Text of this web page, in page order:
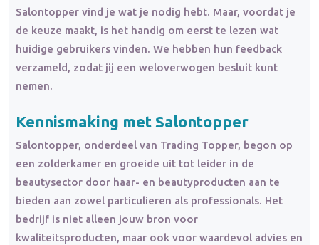
Salontopper vind je wat je nodig hebt. Maar, voordat je
de keuze maakt, is het handig om eerst te lezen wat
huidige gebruikers vinden. We hebben hun feedback
verzameld, zodat jij een weloverwogen besluit kunt
nemen.
Kennismaking met Salontopper
Salontopper, onderdeel van Trading Topper, begon op
een zolderkamer en groeide uit tot leider in de
beautysector door haar- en beautyproducten aan te
bieden aan zowel particulieren als professionals. Het
bedrijf is niet alleen jouw bron voor
kwaliteitsproducten, maar ook voor waardevol advies en